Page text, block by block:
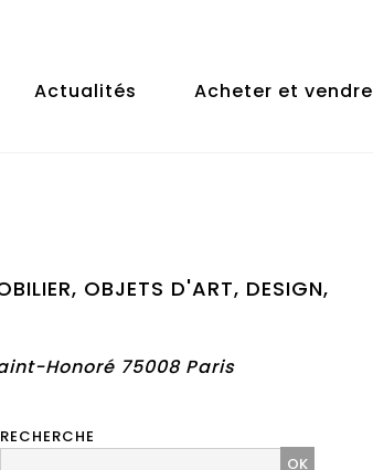
Actualités Acheter et vendre
OBJETS D'ART, DESIGN,
Honoré 75008 Paris
RECHERCHE